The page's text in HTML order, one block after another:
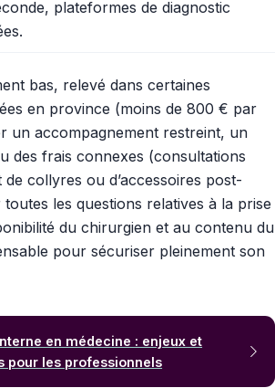
plateformes de diagnostic
bas, relevé dans certaines
en province (moins de 800 € par
un accompagnement restreint, un
des frais connexes (consultations
collyres ou d’accessoires post-
les questions relatives à la prise
du chirurgien et au contenu du
pour sécuriser pleinement son
en médecine : enjeux et
pour les professionnels